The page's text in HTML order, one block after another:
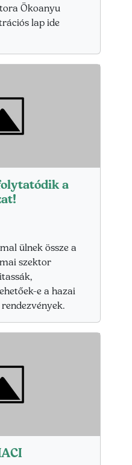
Ökoanyu
lap ide
a
ülnek össze a
szektor
e a hazai